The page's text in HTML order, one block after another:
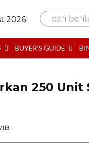
2026 cari
BUYER’S GUIDE
250 Unit